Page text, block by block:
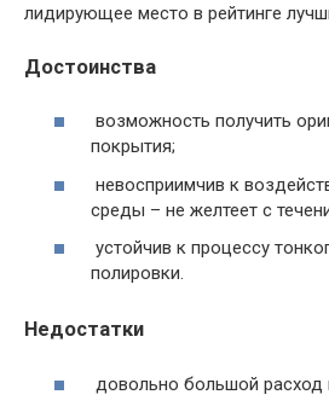
лидирующее место в рейтинге
Достоинства
возможность получить
покрытия;
невосприимчив к
среды – не желтеет с
устойчив к процессу
полировки.
Недостатки
довольно большой расход